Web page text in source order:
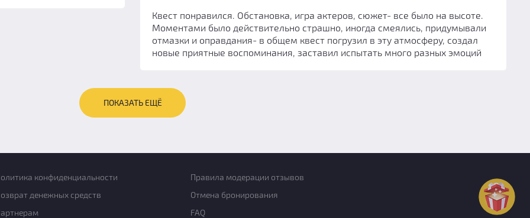
Квест понравился. Обстановка, игра актеров, сюжет- все было на высоте.
Моментами было действительно страшно, иногда смеялись, придумывали
отмазки и оправдания- в общем квест погрузил в эту атмосферу, создал
новые приятные воспоминания, заставил испытать много разных эмоций
ПОКАЗАТЬ ЕЩЁ
конфиденциальности
Правила модерации отзывов
денежных средств
Отмена бронирования
FAQ